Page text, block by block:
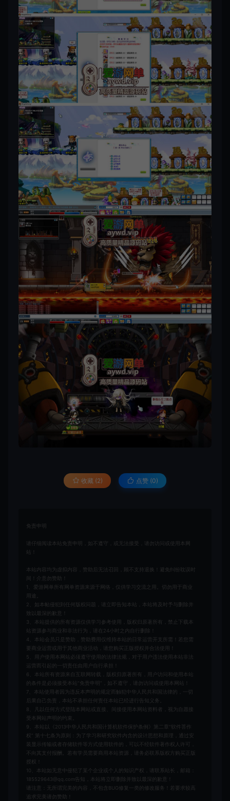
收藏 (2) 点赞 (0)
免责申明
请仔细阅读本站免责申明，如不遵守，或无法接受，请勿访问或使用本网
站！
本站内容均为虚拟内容，赞助后无法召回，顾不支持退换！避免纠纷耽误时
间！介意勿赞助！
1、爱游网单所有网单资源来源于网络，仅供学习交流之用。切勿用于商业
用途。
2、如本帖侵犯到任何版权问题，请立即告知本站，本站将及时予与删除并
致以最深的歉意！
3、本站提供的所有资源仅供学习参考使用，版权归原著所有，禁止下载本
站资源参与商业和非法行为，请在24小时之内自行删除！
4、本站会员只是赞助，赞助费用仅维持本站的日常运营开支所需！若您需
要商业运营或用于其他商业活动，请您购买正版授权并合法使用！
5、用户使用本网站必须遵守使用的法律法规，对于用户违法使用本站非法
运营而引起的一切责任由用户自行承担！
6、本站所有资源来自互联网转载，版权归原著所有，用户访问和使用本站
的条件是必须接受本站“免责申明”，如不遵守，请勿访问或使用本网站！
7、本站使用者因为违反本声明的规定而触犯中华人民共和国法律的，一切
后果自己负责，本站不承担任何责任本站已经进行告知义务。
8、凡以任何方式登陆本网站或直接、间接使用本网站资料者，视为自愿接
受本网站声明的约束。
9、本站以《2013中华人民共和国计算机软件保护条例》第二章"软件菩作
权” 第十七条为原则：为了学习和研究软件内含的设计思想和原理，通过安
装显示传输或者存储软件等方式使用软件的，可以不经软件著作权人许可，
不向其支付报酬。若有学员需要商用本站资源，请务必联系版权方购买正版
授权！
10、本站如无意中侵犯了某个企业或个人的知识产权，请联系站长，邮箱：
185529643@qq.com告知，本站将立即删除并致以最深的歉意！
请注意：无所谓完美的内容，不包含BUG修复一类的修改服务！若要求较高
追求完美请勿赞助！